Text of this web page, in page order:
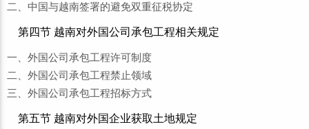
二、中国与越南签署的避免双重征税协定
第四节 越南对外国公司承包工程相关规定
一、外国公司承包工程许可制度
二、外国公司承包工程禁止领域
三、外国公司承包工程招标方式
第五节 越南对外国企业获取土地规定